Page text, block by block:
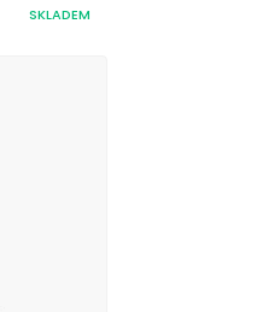
SKLADEM